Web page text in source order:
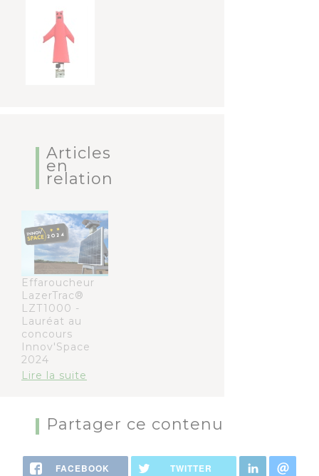
Articles
en
relation
Effaroucheur
LazerTrac®
LZT1000 -
Lauréat au
concours
Innov'Space
2024
Lire la suite
Partager ce contenu
FACEBOOK TWITTER